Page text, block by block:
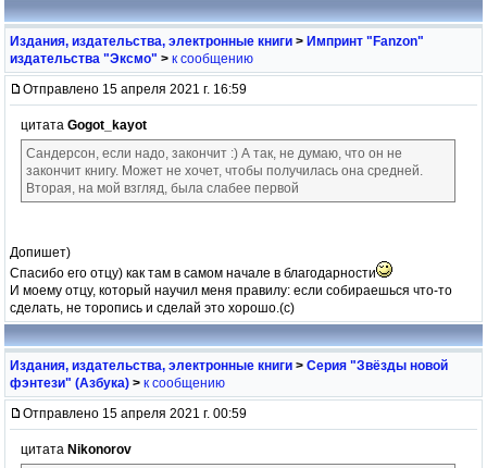
Издания, издательства, электронные книги > Импринт "Fanzon"
издательства "Эксмо" > к сообщению
Отправлено 15 апреля 2021 г. 16:59
цитата Gogot_kayot
Сандерсон, если надо, закончит :) А так, не думаю, что он не
закончит книгу. Может не хочет, чтобы получилась она средней.
Вторая, на мой взгляд, была слабее первой
Допишет)
Спасибо его отцу) как там в самом начале в благодарности
И моему отцу, который научил меня правилу: если собираешься что-то
сделать, не торопись и сделай это хорошо.(с)
Издания, издательства, электронные книги > Серия "Звёзды новой
фэнтези" (Азбука) > к сообщению
Отправлено 15 апреля 2021 г. 00:59
цитата Nikonorov